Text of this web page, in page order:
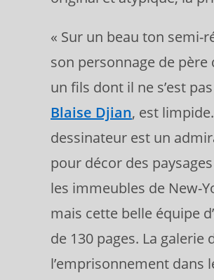
« Sur un beau ton semi-
son personnage de
un fils dont il ne s’est
Blaise Djian, est
dessinateur est un
pour décor des
les immeubles de New-
mais cette belle équipe
de 130 pages. La
l’emprisonnement dans